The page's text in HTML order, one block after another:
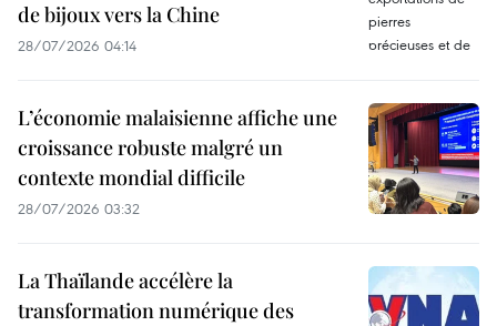
de bijoux vers la Chine
28/07/2026 04:14
L’économie malaisienne affiche une
croissance robuste malgré un
contexte mondial difficile
28/07/2026 03:32
La Thaïlande accélère la
transformation numérique des